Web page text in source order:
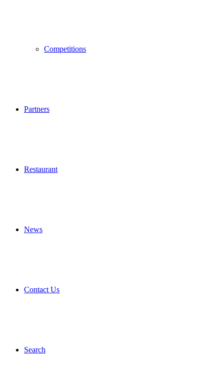
Competitions
Partners
Restaurant
News
Contact Us
Search